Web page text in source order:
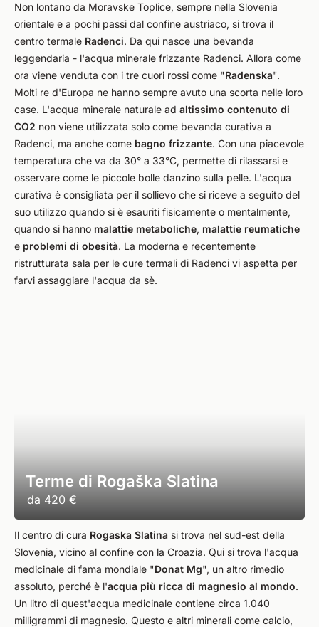
Non lontano da Moravske Toplice, sempre nella Slovenia
orientale e a pochi passi dal confine austriaco, si trova il
centro termale Radenci. Da qui nasce una bevanda
leggendaria - l'acqua minerale frizzante Radenci. Allora come
ora viene venduta con i tre cuori rossi come "Radenska".
Molti re d'Europa ne hanno sempre avuto una scorta nelle loro
case. L'acqua minerale naturale ad altissimo contenuto di
CO2 non viene utilizzata solo come bevanda curativa a
Radenci, ma anche come bagno frizzante. Con una piacevole
temperatura che va da 30° a 33°C, permette di rilassarsi e
osservare come le piccole bolle danzino sulla pelle. L'acqua
curativa è consigliata per il sollievo che si riceve a seguito del
suo utilizzo quando si è esauriti fisicamente o mentalmente,
quando si hanno malattie metaboliche, malattie reumatiche
e problemi di obesità. La moderna e recentemente
ristrutturata sala per le cure termali di Radenci vi aspetta per
farvi assaggiare l'acqua da sè.
Terme di Rogaška Slatina
da 420 €
Il centro di cura Rogaska Slatina si trova nel sud-est della
Slovenia, vicino al confine con la Croazia. Qui si trova l'acqua
medicinale di fama mondiale "Donat Mg", un altro rimedio
assoluto, perché è l'acqua più ricca di magnesio al mondo.
Un litro di quest'acqua medicinale contiene circa 1.040
milligrammi di magnesio. Questo e altri minerali come calcio,